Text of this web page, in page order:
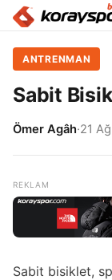
ANTRENMAN
Sabit
Ömer Agâh·21
Sabit bisiklet,